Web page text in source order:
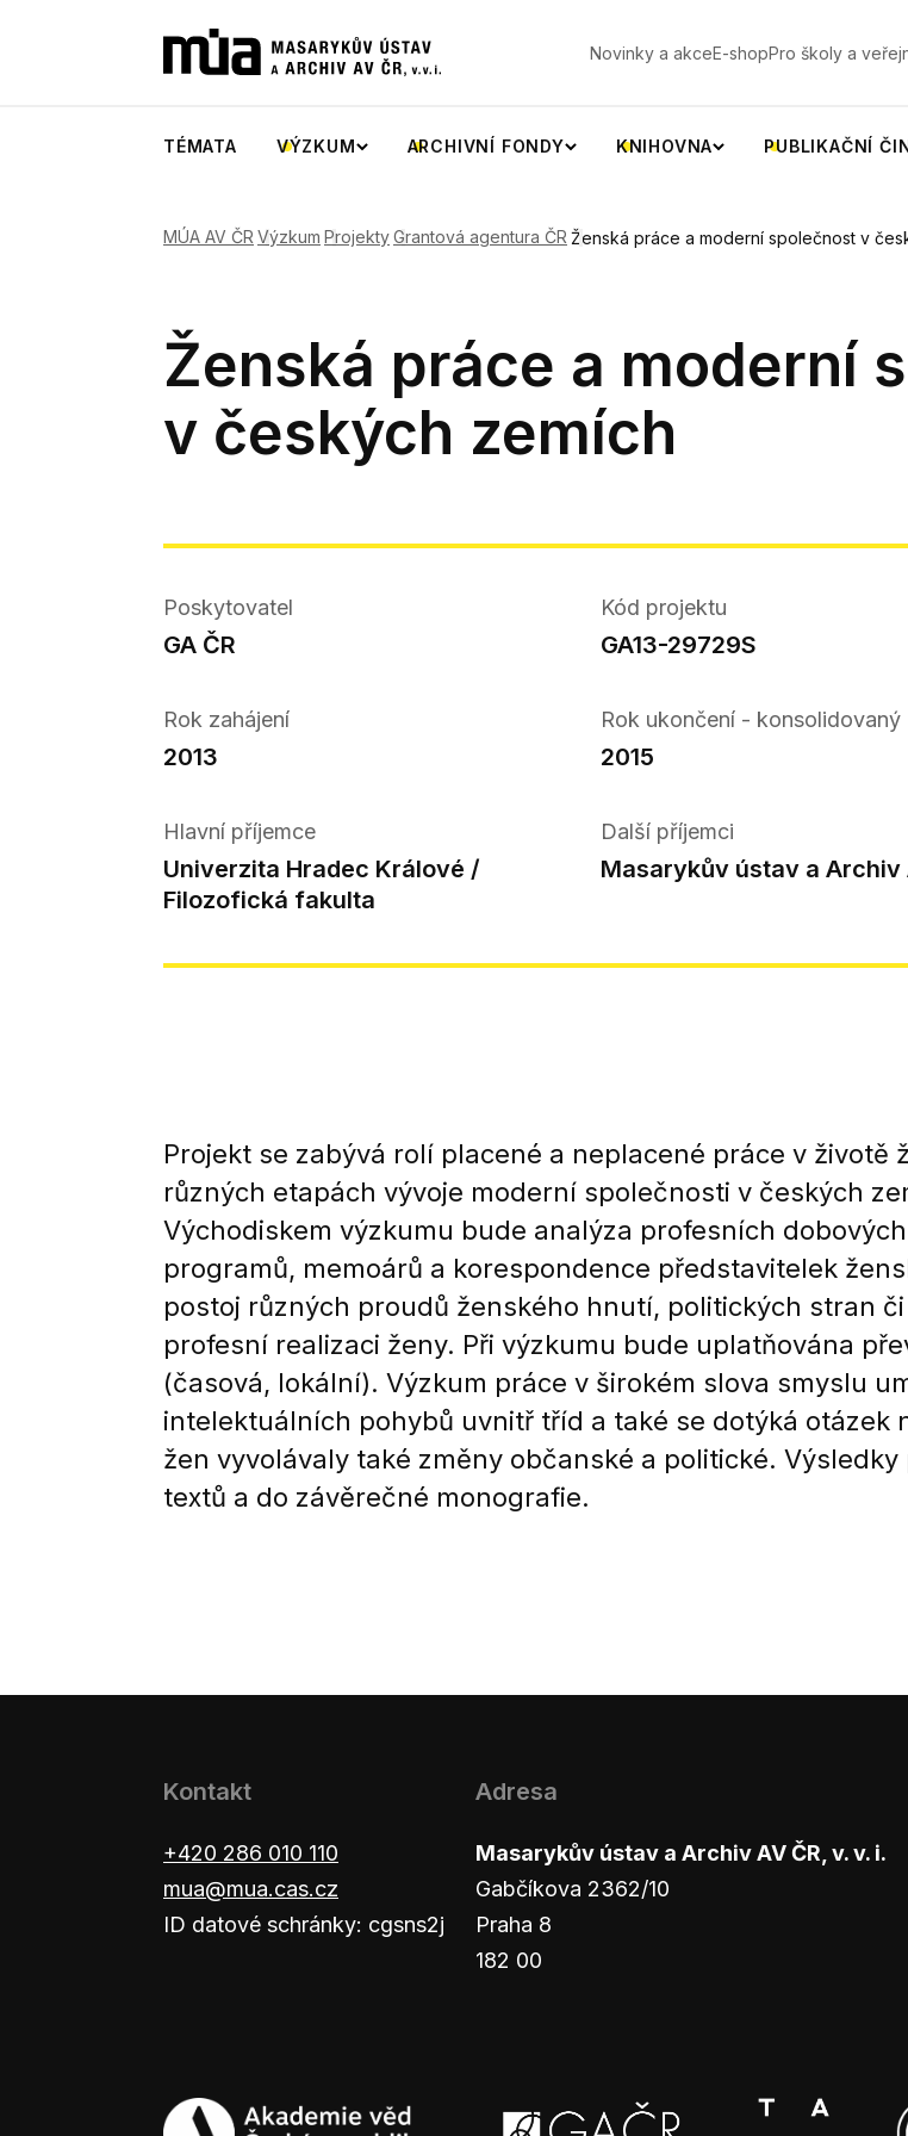
Novinky a akceE-shopPro školy a
TÉMATA VÝZKUM ARCHIVNÍ FONDY KNIHOVNA PUBLIKAČNÍ
MÚA AV ČR Výzkum ProjektyGrantová agentura ČR Ženská práce a moderní společnost v
Ženská práce a moderní
v českých zemích
Poskytovatel
GA ČR
Kód projektu
GA13-29729S
Rok zahájení
2013
Rok ukončení - konsolidovaný
2015
Hlavní příjemce
Univerzita Hradec Králové /
Filozofická fakulta
Další příjemci
Masarykův ústav a Archiv
Projekt se zabývá rolí placené a neplacené práce v
různých etapách vývoje moderní společnosti v českých
Východiskem výzkumu bude analýza profesních
programů, memoárů a korespondence představitelek
postoj různých proudů ženského hnutí, politických stran
profesní realizaci ženy. Při výzkumu bude uplatňována
(časová, lokální). Výzkum práce v širokém slova smyslu
intelektuálních pohybů uvnitř tříd a také se dotýká
žen vyvolávaly také změny občanské a politické.
textů a do závěrečné monografie.
Kontakt
+420 286 010 110
mua@mua.cas.cz
ID datové schránky: cgsns2j
Adresa
Masarykův ústav a Archiv AV ČR, v. v. i.
Gabčíkova 2362/10
Praha 8
182 00